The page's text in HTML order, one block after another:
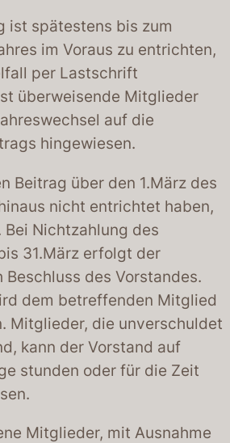
ist spätestens bis zum
im Voraus zu entrichten,
per Lastschrift
überweisende Mitglieder
auf die
hingewiesen.
Beitrag über den 1.März des
nicht entrichtet haben,
Nichtzahlung des
31.März erfolgt der
Beschluss des Vorstandes.
dem betreffenden Mitglied
Mitglieder, die unverschuldet
kann der Vorstand auf
stunden oder für die Zeit
Mitglieder, mit Ausnahme